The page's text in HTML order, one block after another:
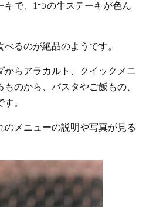
キで、1つの牛ステーキが色ん
るのが絶品のようです。
からアラカルト、クイックメニ
のから、パスタやご飯もの、
。
のメニューの説明や写真が見る